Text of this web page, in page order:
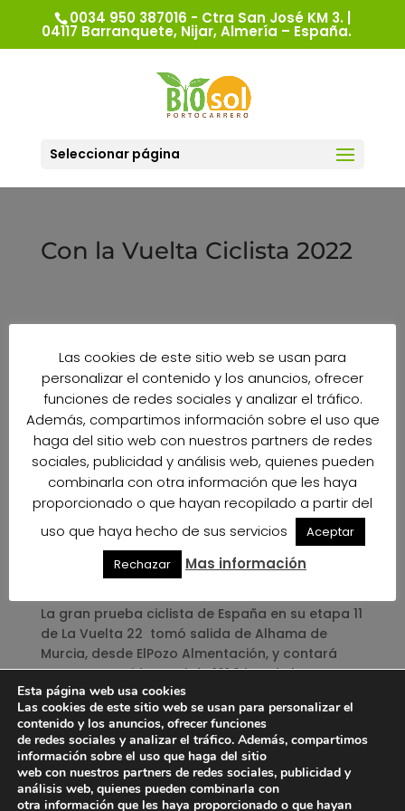
0034 950 387016 - Ctra San José KM 3. |
04117 Barranquete, Nijar, Almería – España.
Seleccionar página
Con la Vuelta Ciclista 2022
Ciclista a España 22 en su etapa nº11 pasó por
delante de las instalaciones de Bio Sol
Portocarrero. Desde Bio Sol Portocarrero hemos
querido mostrar el apoyo a este evento
deportivo de tanta importancia con el
despliegue de una pancarta gigante en
nuestras instalaciones, que pudo verse desde la
cámara aérea que retransmite el evento a nivel
nacional. Una nueva oportunidad para reiterar
nuestro compromiso con el deporte, el estado
de vida saludable y el respeto a nuestro
entorno El Parque Natural de Cabo de Gata.
La gran prueba ciclista de España en su etapa 11
de La Vuelta 22 tomó salida de Alhama de
Murcia, desde ElPozo Almentación, y contará
con un recorrido total de 191,2 km, de los que
133,7 transcurrirán íntegramente en territorio
almeriense por municipios del Levante como
Pulpí, Vera, Villaricos (Cuevas del Almanzora),
Mojácar, Carboneras, Níjar (Agua Amarga,
Rodalquilar, Ruescas…), con meta en el entorno
de la Iglesia de Salinas en el Cabo de Gata,
Las cookies de este sitio web se usan para
personalizar el contenido y los anuncios, ofrecer
funciones de redes sociales y analizar el tráfico.
Además, compartimos información sobre el uso que
haga del sitio web con nuestros partners de redes
sociales, publicidad y análisis web, quienes pueden
combinarla con otra información que les haya
proporcionado o que hayan recopilado a partir del
uso que haya hecho de sus servicios
Aceptar
Rechazar
Mas información
Esta página web usa cookies
Las cookies de este sitio web se usan para personalizar el
contenido y los anuncios, ofrecer funciones
de redes sociales y analizar el tráfico. Además, compartimos
información sobre el uso que haga del sitio
web con nuestros partners de redes sociales, publicidad y
análisis web, quienes pueden combinarla con
otra información que les haya proporcionado o que hayan